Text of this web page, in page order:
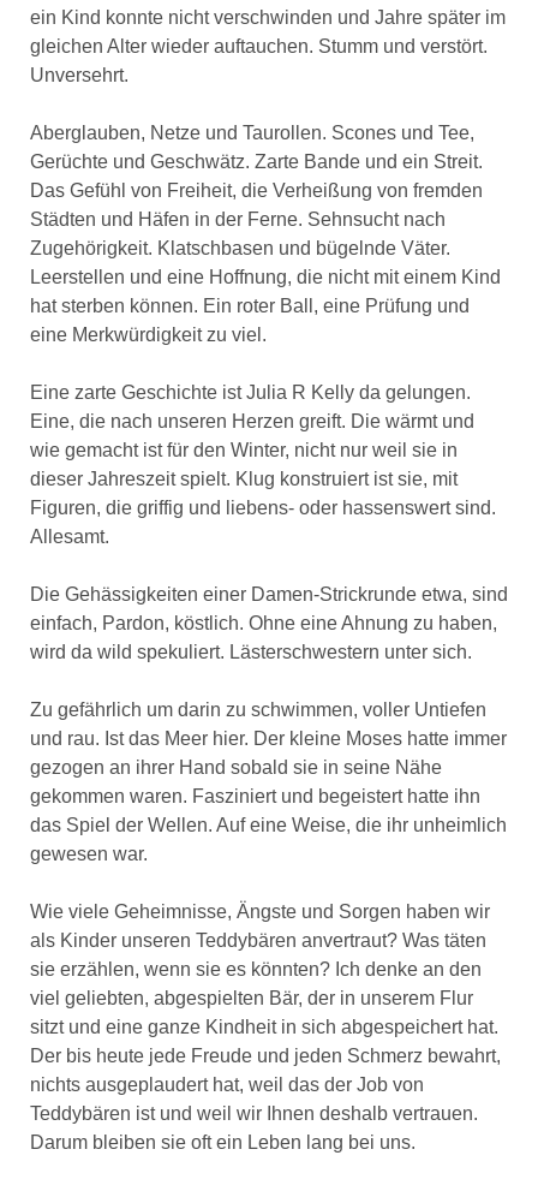
ein Kind konnte nicht verschwinden und Jahre später im
gleichen Alter wieder auftauchen. Stumm und verstört.
Unversehrt.
Aberglauben, Netze und Taurollen. Scones und Tee,
Gerüchte und Geschwätz. Zarte Bande und ein Streit.
Das Gefühl von Freiheit, die Verheißung von fremden
Städten und Häfen in der Ferne. Sehnsucht nach
Zugehörigkeit. Klatschbasen und bügelnde Väter.
Leerstellen und eine Hoffnung, die nicht mit einem Kind
hat sterben können. Ein roter Ball, eine Prüfung und
eine Merkwürdigkeit zu viel.
Eine zarte Geschichte ist Julia R Kelly da gelungen.
Eine, die nach unseren Herzen greift. Die wärmt und
wie gemacht ist für den Winter, nicht nur weil sie in
dieser Jahreszeit spielt. Klug konstruiert ist sie, mit
Figuren, die griffig und liebens- oder hassenswert sind.
Allesamt.
Die Gehässigkeiten einer Damen-Strickrunde etwa, sind
einfach, Pardon, köstlich. Ohne eine Ahnung zu haben,
wird da wild spekuliert. Lästerschwestern unter sich.
Zu gefährlich um darin zu schwimmen, voller Untiefen
und rau. Ist das Meer hier. Der kleine Moses hatte immer
gezogen an ihrer Hand sobald sie in seine Nähe
gekommen waren. Fasziniert und begeistert hatte ihn
das Spiel der Wellen. Auf eine Weise, die ihr unheimlich
gewesen war.
Wie viele Geheimnisse, Ängste und Sorgen haben wir
als Kinder unseren Teddybären anvertraut? Was täten
sie erzählen, wenn sie es könnten? Ich denke an den
viel geliebten, abgespielten Bär, der in unserem Flur
sitzt und eine ganze Kindheit in sich abgespeichert hat.
Der bis heute jede Freude und jeden Schmerz bewahrt,
nichts ausgeplaudert hat, weil das der Job von
Teddybären ist und weil wir Ihnen deshalb vertrauen.
Darum bleiben sie oft ein Leben lang bei uns.